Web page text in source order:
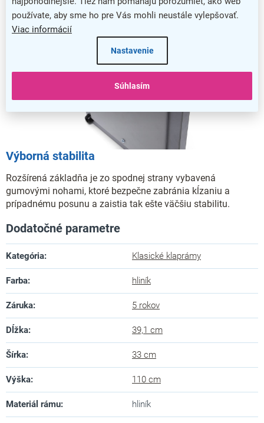
používate, aby sme ho pre Vás mohli neustále vylepšovať.
Viac informácií
Nastavenie
Súhlasím
Výborná stabilita
Rozšírená základňa je zo spodnej strany vybavená
gumovými nohami, ktoré bezpečne zabránia kĺzaniu a
prípadnému posunu a zaistia tak ešte väčšiu stabilitu.
Dodatočné parametre
Kategória: Klasické klaprámy
Farba: hliník
Záruka: 5 rokov
Dĺžka: 39,1 cm
Šírka: 33 cm
Výška: 110 cm
Materiál rámu: hliník